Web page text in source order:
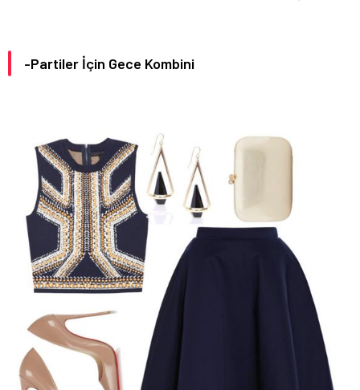
-Partiler İçin Gece Kombini